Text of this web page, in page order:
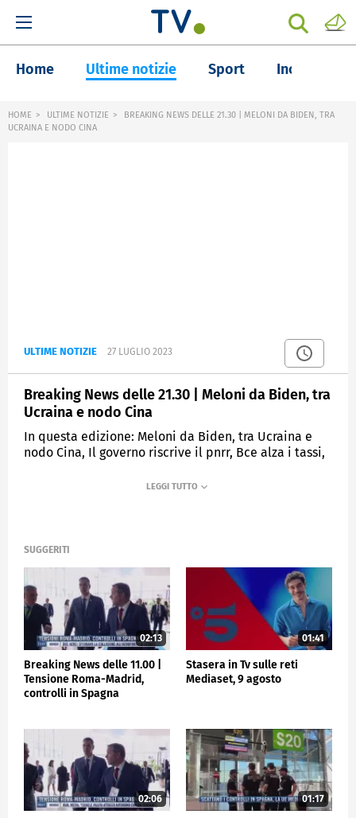
Home Ultime notizie Sport Inchieste
HOME ULTIME NOTIZIE
BREAKING NEWS DELLE 21.30 | MELONI DA BIDEN, TRA
UCRAINA E NODO CINA
ULTIME NOTIZIE 27 LUGLIO 2023
Breaking News delle 21.30 | Meloni da Biden, tra
Ucraina e nodo Cina
In questa edizione: Meloni da Biden, tra Ucraina e
nodo Cina, Il governo riscrive il pnrr, Bce alza i tassi,
in ritardo", Putin e guerra del grano, in Africa gratis
SUGGERITI
02:13
Breaking News delle 11.00 |
Tensione Roma-Madrid,
controlli in Spagna
01:41
Stasera in Tv sulle reti
Mediaset, 9 agosto
02:06 01:17